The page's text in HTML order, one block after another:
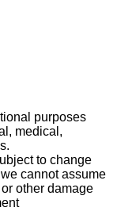
purposes
medical,
to change
cannot assume
other damage